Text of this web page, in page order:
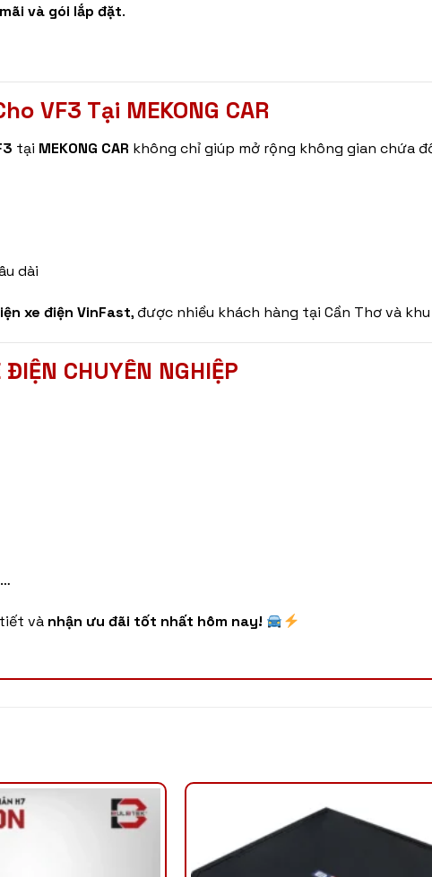
và gói lắp đặt.
VF3 Tại MEKONG CAR
tại MEKONG CAR không chỉ giúp mở rộng không gian chứa
dài
xe điện VinFast, được nhiều khách hàng tại Cần Thơ và
CHUYÊN NGHIỆP
và nhận ưu đãi tốt nhất hôm nay!